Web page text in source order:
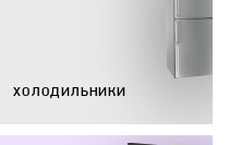
ХОЛОДИЛЬНИКИ